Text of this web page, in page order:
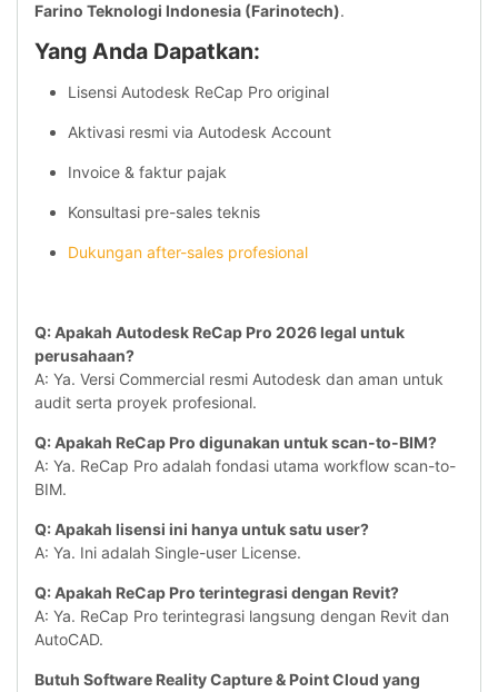
Farino Teknologi Indonesia (Farinotech).
Yang Anda Dapatkan:
Lisensi Autodesk ReCap Pro original
Aktivasi resmi via Autodesk Account
Invoice & faktur pajak
Konsultasi pre-sales teknis
Dukungan after-sales profesional
Q: Apakah Autodesk ReCap Pro 2026 legal untuk
perusahaan?
A: Ya. Versi Commercial resmi Autodesk dan aman untuk
audit serta proyek profesional.
Q: Apakah ReCap Pro digunakan untuk scan-to-BIM?
A: Ya. ReCap Pro adalah fondasi utama workflow scan-to-
BIM.
Q: Apakah lisensi ini hanya untuk satu user?
A: Ya. Ini adalah Single-user License.
Q: Apakah ReCap Pro terintegrasi dengan Revit?
A: Ya. ReCap Pro terintegrasi langsung dengan Revit dan
AutoCAD.
Butuh Software Reality Capture & Point Cloud yang